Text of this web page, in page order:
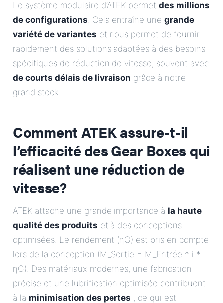
Le système modulaire d’ATEK permet des millions
de configurations. Cela entraîne une grande
variété de variantes et nous permet de fournir
rapidement des solutions adaptées à des besoins
spécifiques de réduction de vitesse, souvent avec
de courts délais de livraison grâce à notre
grand stock.
Comment ATEK assure-t-il
l’efficacité des Gear Boxes qui
réalisent une réduction de
vitesse?
ATEK attache une grande importance à la haute
qualité des produits et à des conceptions
optimisées. Le rendement (ηG) est pris en compte
lors de la conception (M_Sortie = M_Entrée * i *
ηG). Des matériaux modernes, une fabrication
précise et une lubrification optimisée contribuent
à la minimisation des pertes , ce qui est